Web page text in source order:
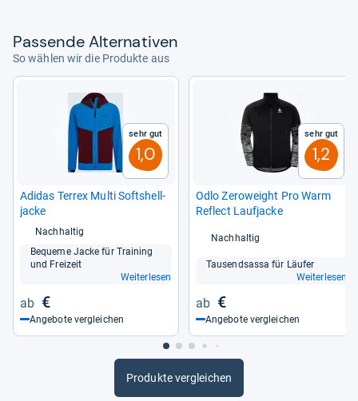
Pas­sende Alter­na­ti­ven
So wählen wir die Produkte aus
Sehr gut
1,0
Adi­das Terrex Multi Softs­hell­
ja­cke
Nachhaltig
Bequeme Jacke für Trai­ning
und Frei­zeit
Weiterlesen
€
Angebote vergleichen
Sehr gut
1,2
Odlo Zero­weight Pro Warm
Reflect Lauf­ja­cke
Nachhaltig
Tau­send­sassa für Läu­fer
Weiterlesen
€
Angebote vergleichen
Produkte vergleichen